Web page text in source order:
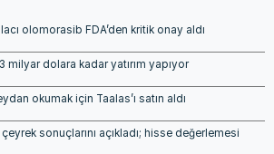
olomorasib FDA’den kritik onay aldı
milyar dolara kadar yatırım yapıyor
okumak için Taalas’ı satın aldı
sonuçlarını açıkladı; hisse değerlemesi